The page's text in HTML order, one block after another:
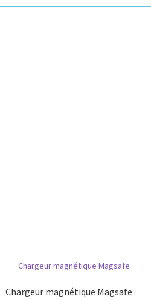
Chargeur magnétique Magsafe